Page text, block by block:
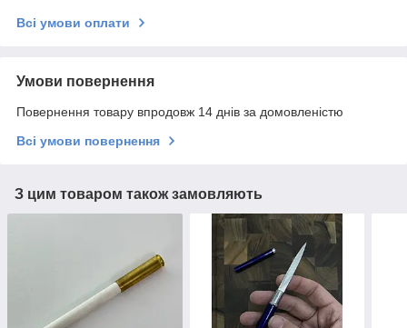
Всі умови оплати
Умови повернення
Повернення товару впродовж 14 днів за домовленістю
Всі умови повернення
З цим товаром також замовляють